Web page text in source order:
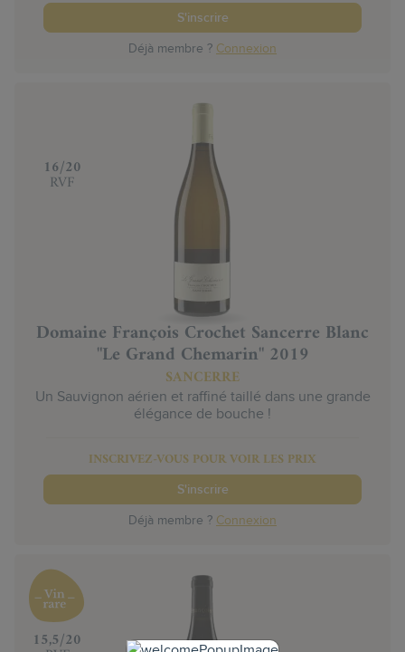
S'inscrire
Déjà membre ? Connexion
‍16/20
RVF
Domaine François Crochet Sancerre Blanc
"Le Grand Chemarin" 2019
SANCERRE
Un Sauvignon aérien et raffiné taillé dans une grande
élégance de bouche !
INSCRIVEZ-VOUS POUR VOIR LES PRIX
S'inscrire
Déjà membre ? Connexion
‍15,5/20